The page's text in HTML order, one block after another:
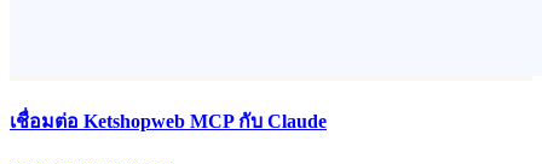
เชื่อมต่อ Ketshopweb MCP กับ Claude